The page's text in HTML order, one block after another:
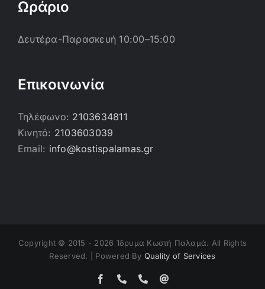
Ωράριο
Δευτέρα-Παρασκευή 10:00–15:00
Επικοινωνία
Τηλέφωνο: 2103634811
Κινητό: 2103603039
Email: info@kostispalamas.gr
Copyright © 2015 - 2026 Ίδρυμα Κωστή Παλαμά. All Rights
Reserved. | Powered By Quality of Services
FacebookΤηλέφωνο
Τηλέφωνο